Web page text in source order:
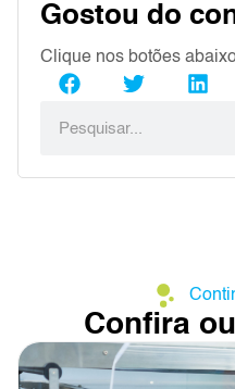
Gostou do
Clique nos botões
Confira